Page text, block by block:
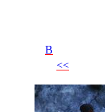
B
<<